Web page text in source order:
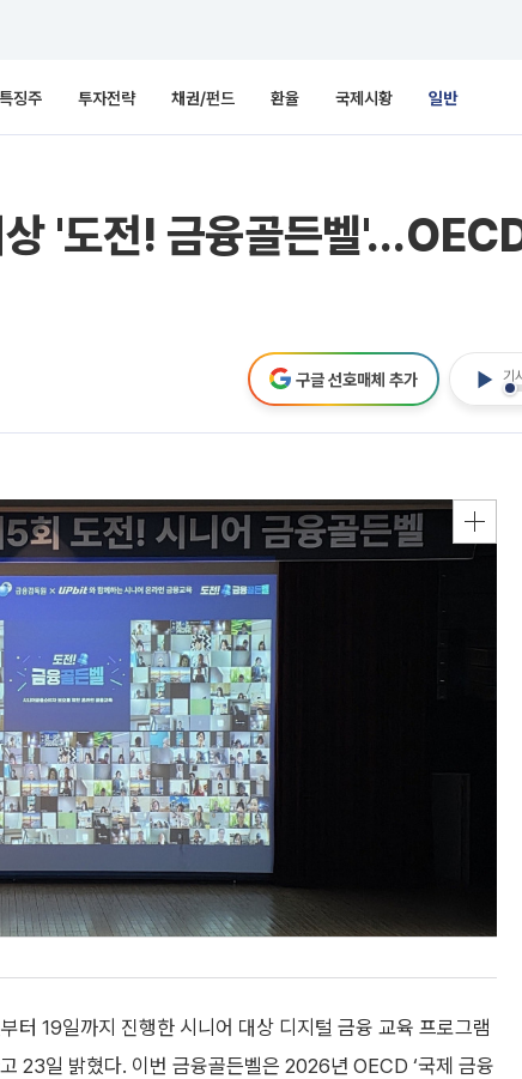
특징주 투자전략 채권/펀드 환율 국제시황 일반
'도전! 금융골든벨
기
구글 선호매체 추가
터 19일까지 진행한 시니어 대상 디지털 금융 교육 프로그램
23일 밝혔다. 이번 금융골든벨은 2026년 OECD ‘국제 금융